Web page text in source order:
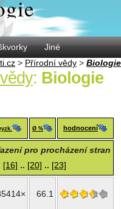
Jiné
> Přírodní vědy > Biologie
: Biologie
Ø % hodnocení
pro procházení stran
[16] .. [20] .. [23]
66.1